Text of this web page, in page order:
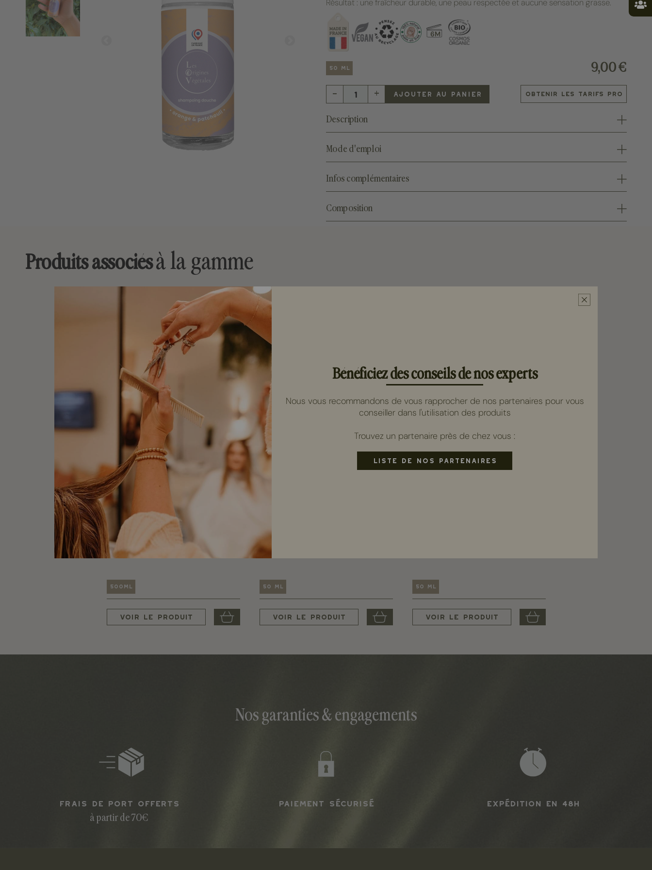
Bénéficiez des conseils de nos experts
Nous vous recommandons de vous rapprocher de nos partenaires pour vous
conseiller dans l'utilisation des produits
Trouvez un partenaire près de chez vous :
LISTE DE NOS PARTENAIRES
Résultat : une fraîcheur durable, une peau respectée et aucune sensation grasse.
6M
50 ml 9,00 €
- + AJOUTER AU PANIER Obtenir les tarifs PRO
Description
Mode d'emploi
Infos complémentaires
Composition
Produits associésà la gamme
Gel douche shampoing
orange et patchouli
Parfum : Orange & Patchouli
500ml
Voir le produit
Menthe
50 ml
Voir le produit
50 ml
Voir le produit
Nos garanties & engagements
Frais de port offerts
à partir de 70€
Paiement sécurisé Expédition en 48h